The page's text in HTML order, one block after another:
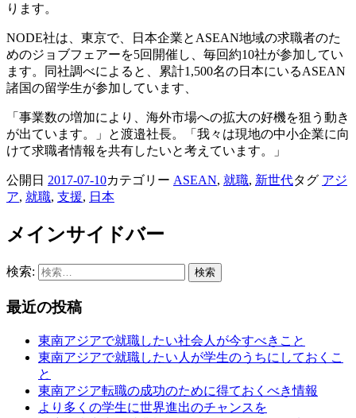
ります。
NODE社は、東京で、日本企業とASEAN地域の求職者のた
めのジョブフェアーを5回開催し、毎回約10社が参加してい
ます。同社調べによると、累計1,500名の日本にいるASEAN
諸国の留学生が参加しています、
「事業数の増加により、海外市場への拡大の好機を狙う動き
が出ています。」と渡邉社長。「我々は現地の中小企業に向
けて求職者情報を共有したいと考えています。」
公開日 2017-07-10カテゴリー ASEAN, 就職, 新世代タグ アジ
ア, 就職, 支援, 日本
メインサイドバー
検索:
最近の投稿
東南アジアで就職したい社会人が今すべきこと
東南アジアで就職したい人が学生のうちにしておくこ
と
東南アジア転職の成功のために得ておくべき情報
より多くの学生に世界進出のチャンスを